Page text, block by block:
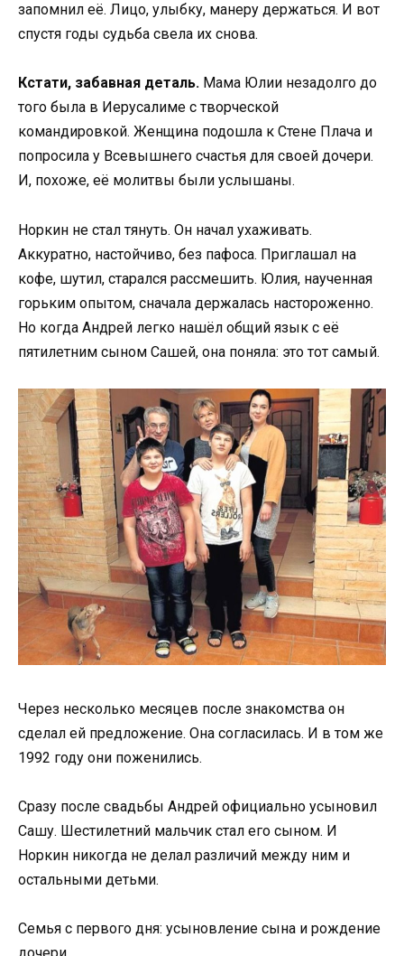
запомнил её. Лицо, улыбку, манеру держаться. И вот
спустя годы судьба свела их снова.
Кстати, забавная деталь. Мама Юлии незадолго до
того была в Иерусалиме с творческой
командировкой. Женщина подошла к Стене Плача и
попросила у Всевышнего счастья для своей дочери.
И, похоже, её молитвы были услышаны.
Норкин не стал тянуть. Он начал ухаживать.
Аккуратно, настойчиво, без пафоса. Приглашал на
кофе, шутил, старался рассмешить. Юлия, наученная
горьким опытом, сначала держалась настороженно.
Но когда Андрей легко нашёл общий язык с её
пятилетним сыном Сашей, она поняла: это тот самый.
Через несколько месяцев после знакомства он
сделал ей предложение. Она согласилась. И в том же
1992 году они поженились.
Сразу после свадьбы Андрей официально усыновил
Сашу. Шестилетний мальчик стал его сыном. И
Норкин никогда не делал различий между ним и
остальными детьми.
Семья с первого дня: усыновление сына и рождение